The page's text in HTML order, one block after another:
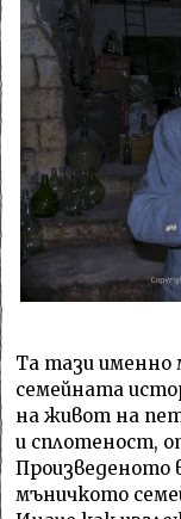
Та тази именно
семейната
на живот на пет
и сплотеност,
Произведеното
мъничкото